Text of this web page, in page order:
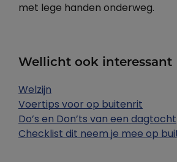
met lege handen onderweg.
Wellicht ook interessant
Welzijn
Voertips voor op buitenrit
Do’s en Don’ts van een dagtocht
Checklist dit neem je mee op